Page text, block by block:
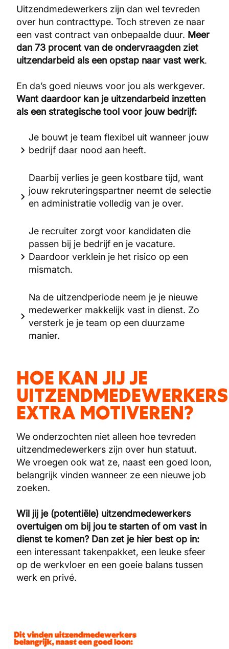
Uitzendmedewerkers zijn dan wel tevreden
over hun contracttype. Toch streven ze naar
een vast contract van onbepaalde duur. Meer
dan 73 procent van de ondervraagden ziet
uitzendarbeid als een opstap naar vast werk.
En da’s goed nieuws voor jou als werkgever.
Want daardoor kan je uitzendarbeid inzetten
als een strategische tool voor jouw bedrijf:
Je bouwt je team flexibel uit wanneer jouw
bedrijf daar nood aan heeft.
Daarbij verlies je geen kostbare tijd, want
jouw rekruteringspartner neemt de selectie
en administratie volledig van je over.
Je recruiter zorgt voor kandidaten die
passen bij je bedrijf en je vacature.
Daardoor verklein je het risico op een
mismatch.
Na de uitzendperiode neem je je nieuwe
medewerker makkelijk vast in dienst. Zo
versterk je je team op een duurzame
manier.
HOE KAN JIJ JE
UITZENDMEDEWERKERS
EXTRA MOTIVEREN?
We onderzochten niet alleen hoe tevreden
uitzendmedewerkers zijn over hun statuut.
We vroegen ook wat ze, naast een goed loon,
belangrijk vinden wanneer ze een nieuwe job
zoeken.
Wil jij je (potentiële) uitzendmedewerkers
overtuigen om bij jou te starten of om vast in
dienst te komen? Dan zet je hier best op in:
een interessant takenpakket, een leuke sfeer
op de werkvloer en een goeie balans tussen
werk en privé.